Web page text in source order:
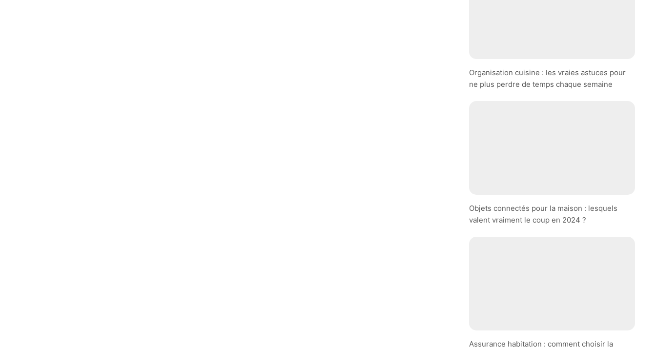
Organisation cuisine : les vraies astuces pour
ne plus perdre de temps chaque semaine
Objets connectés pour la maison : lesquels
valent vraiment le coup en 2024 ?
Assurance habitation : comment choisir la